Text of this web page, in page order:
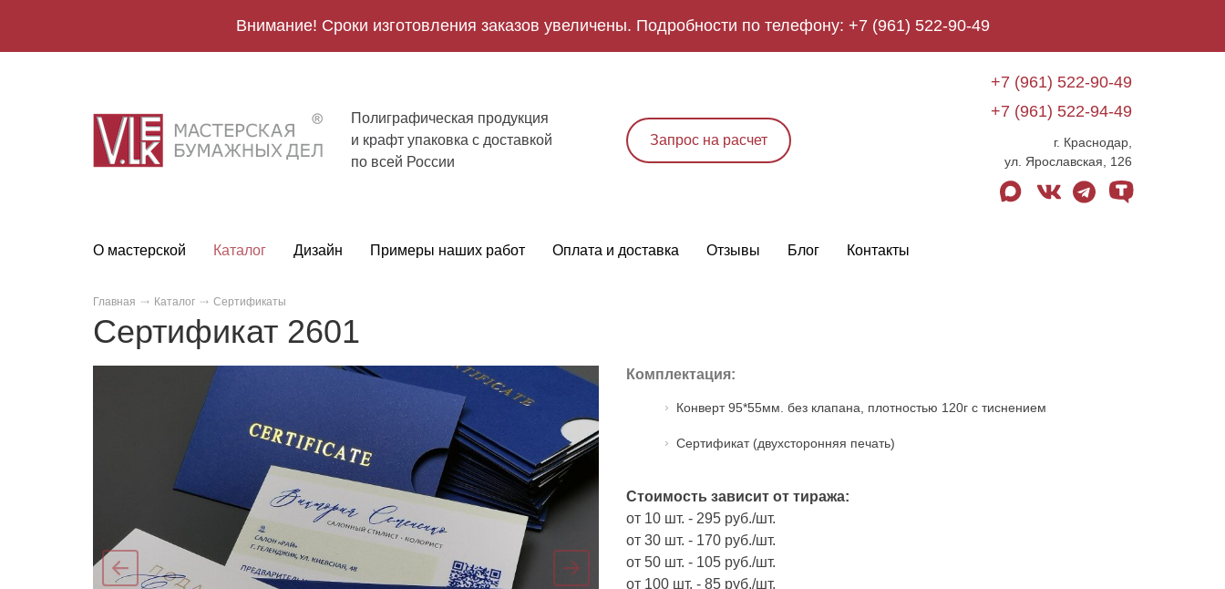
Внимание! Сроки изготовления заказов увеличены. Подробности по телефону: +7 (961) 522-90-49
V.Lek
logo
Полиграфическая продукция
и крафт упаковка с доставкой
по всей России
Запрос на расчет
+7 (961) 522-90-49
+7 (961) 522-94-49
г. Краснодар,
ул. Ярославская, 126
max vk telegramtenchat
О мастерской Каталог Дизайн Примеры наших работ Оплата и доставка Отзывы Блог Контакты
Главная Каталог Сертификаты
Сертификат 2601
Комплектация:
Конверт 95*55мм. без клапана, плотностью 120г с тиснением
Сертификат (двухсторонняя печать)
Стоимость зависит от тиража:
от 10 шт. - 295 руб./шт.
от 30 шт. - 170 руб./шт.
от 50 шт. - 105 руб./шт.
от 100 шт. - 85 руб./шт.